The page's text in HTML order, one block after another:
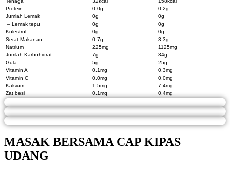
Protein
0.0g
0.2g
Jumlah Lemak
0g
0g
– Lemak tepu
0g
0g
Kolestrol
0g
0g
Serat Makanan
0.7g
3.3g
Natrium
225mg
1125mg
Jumlah Karbohidrat
7g
34g
Gula
5g
25g
Vitamin A
0.1mg
0.3mg
Vitamin C
0.0mg
0.0mg
Kalsium
1.5mg
7.4mg
Zat besi
0.1mg 0.4mg
MASAK BERSAMACAP KIPAS
UDANG